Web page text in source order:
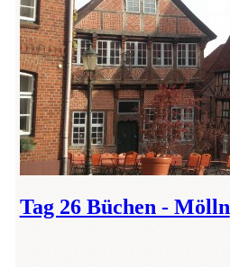
Tag 26 Büchen - Mölln